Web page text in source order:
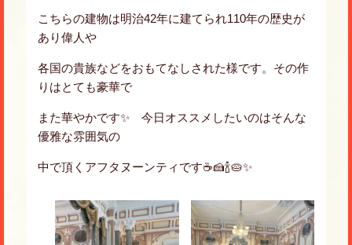
こちらの建物は明治42年に建てられ110年の歴史が
あり偉人や
各国の貴族などをおもてなしされた様です。その作
りはとても豪華で
また華やかです✨ 今日オススメしたいのはそんな
優雅な雰囲気の
中で頂くアフタヌーンティです☕️🍰🍾🥧✨